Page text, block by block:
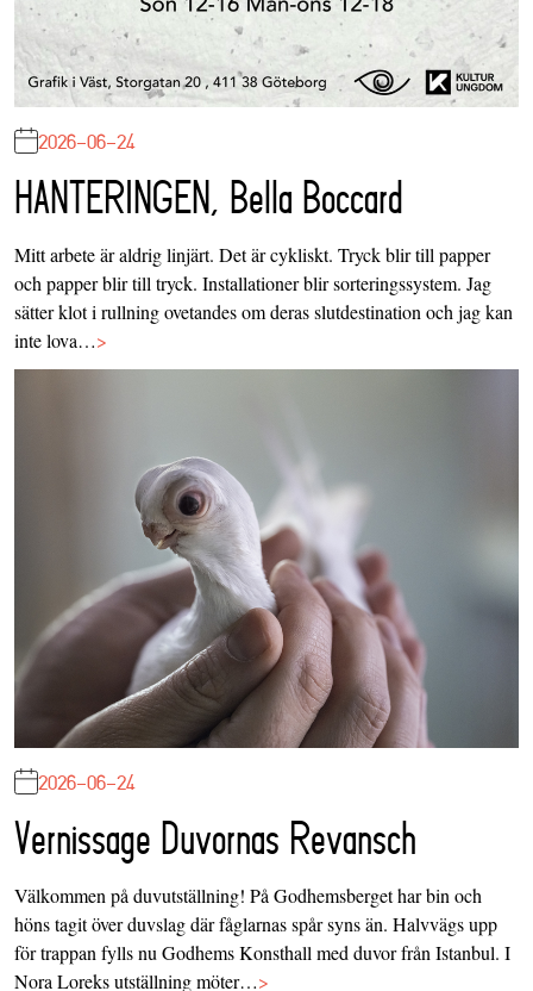
2026-06-24
HANTERINGEN, Bella Boccard
Mitt arbete är aldrig linjärt. Det är cykliskt. Tryck blir till papper
och papper blir till tryck. Installationer blir sorteringssystem. Jag
sätter klot i rullning ovetandes om deras slutdestination och jag kan
inte lova…>
2026-06-24
Vernissage Duvornas Revansch
Välkommen på duvutställning! På Godhemsberget har bin och
höns tagit över duvslag där fåglarnas spår syns än. Halvvägs upp
för trappan fylls nu Godhems Konsthall med duvor från Istanbul. I
Nora Loreks utställning möter…>